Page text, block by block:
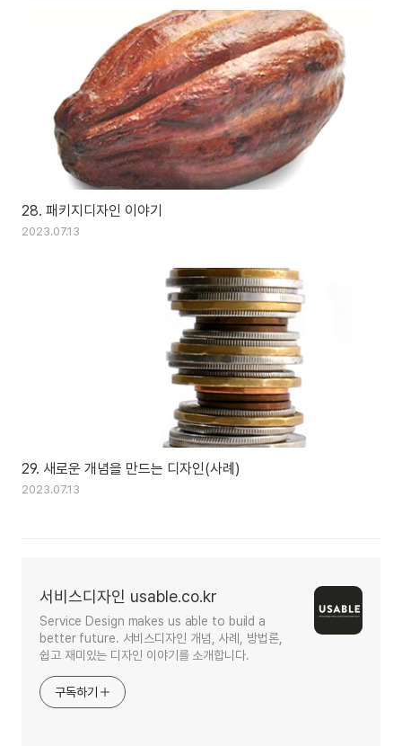
28. 패키지디자인 이야기
2023.07.13
29. 새로운 개념을 만드는 디자인(사례)
2023.07.13
서비스디자인 usable.co.kr
Service Design makes us able to build a
better future. 서비스디자인 개념, 사례, 방법론,
쉽고 재미있는 디자인 이야기를 소개합니다.
구독하기